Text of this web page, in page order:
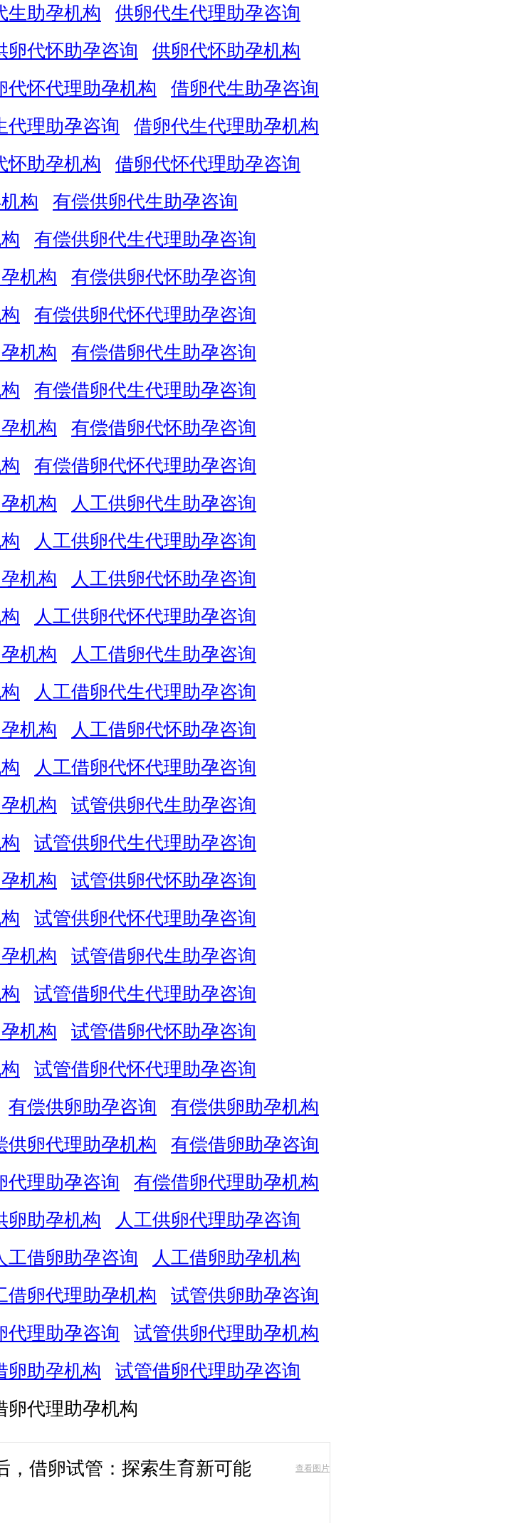
生助孕机构
供卵代生代理助孕咨询
卵代怀助孕咨询
供卵代怀助孕机构
代怀代理助孕机构
借卵代生助孕咨询
代理助孕咨询
借卵代生代理助孕机构
怀助孕机构
借卵代怀代理助孕咨询
构
有偿供卵代生助孕咨询
有偿供卵代生代理助孕咨询
机构
有偿供卵代怀助孕咨询
有偿供卵代怀代理助孕咨询
机构
有偿借卵代生助孕咨询
有偿借卵代生代理助孕咨询
机构
有偿借卵代怀助孕咨询
有偿借卵代怀代理助孕咨询
机构
人工供卵代生助孕咨询
人工供卵代生代理助孕咨询
机构
人工供卵代怀助孕咨询
人工供卵代怀代理助孕咨询
机构
人工借卵代生助孕咨询
人工借卵代生代理助孕咨询
机构
人工借卵代怀助孕咨询
人工借卵代怀代理助孕咨询
机构
试管供卵代生助孕咨询
试管供卵代生代理助孕咨询
机构
试管供卵代怀助孕咨询
试管供卵代怀代理助孕咨询
机构
试管借卵代生助孕咨询
试管借卵代生代理助孕咨询
机构
试管借卵代怀助孕咨询
试管借卵代怀代理助孕咨询
有偿供卵助孕咨询
有偿供卵助孕机构
供卵代理助孕机构
有偿借卵助孕咨询
代理助孕咨询
有偿借卵代理助孕机构
卵助孕机构
人工供卵代理助孕咨询
工借卵助孕咨询
人工借卵助孕机构
借卵代理助孕机构
试管供卵助孕咨询
代理助孕咨询
试管供卵代理助孕机构
卵助孕机构
试管借卵代理助孕咨询
卵代理助孕机构
，借卵试管：探索生育新可能 查看图片